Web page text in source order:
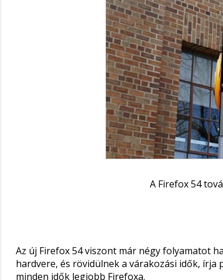
A Firefox 54
Az új Firefox 54 viszont már négy folyamatot
hardvere, és rövidülnek a várakozási idők,
minden idők legjobb Firefoxa.